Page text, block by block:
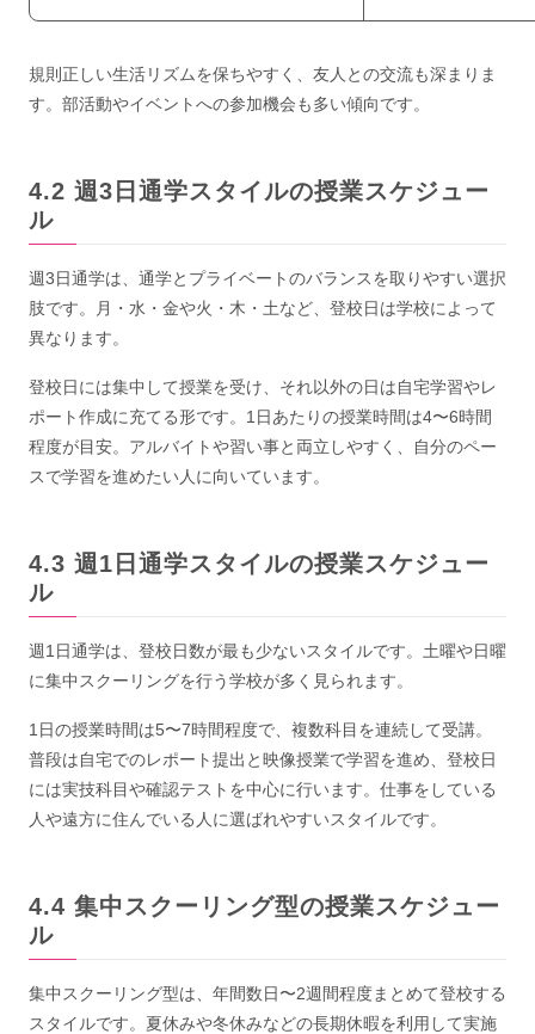
規則正しい生活リズムを保ちやすく、友人との交流も深まりま
す。部活動やイベントへの参加機会も多い傾向です。
週3日通学スタイルの授業スケジュー
ル
週3日通学は、通学とプライベートのバランスを取りやすい選択
肢です。月・水・金や火・木・土など、登校日は学校によって
異なります。
登校日には集中して授業を受け、それ以外の日は自宅学習やレ
ポート作成に充てる形です。1日あたりの授業時間は4〜6時間
程度が目安。アルバイトや習い事と両立しやすく、自分のペー
スで学習を進めたい人に向いています。
週1日通学スタイルの授業スケジュー
ル
週1日通学は、登校日数が最も少ないスタイルです。土曜や日曜
に集中スクーリングを行う学校が多く見られます。
1日の授業時間は5〜7時間程度で、複数科目を連続して受講。
普段は自宅でのレポート提出と映像授業で学習を進め、登校日
には実技科目や確認テストを中心に行います。仕事をしている
人や遠方に住んでいる人に選ばれやすいスタイルです。
集中スクーリング型の授業スケジュー
ル
集中スクーリング型は、年間数日〜2週間程度まとめて登校する
スタイルです。夏休みや冬休みなどの長期休暇を利用して実施